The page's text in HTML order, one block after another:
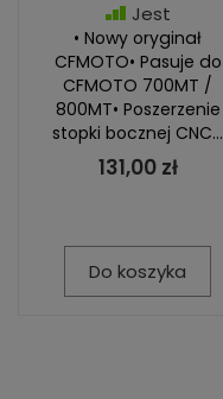
Jest
• Nowy oryginał
CFMOTO• Pasuje do
CFMOTO 700MT /
800MT• Poszerzenie
stopki bocznej CNC...
131,00 zł
Do koszyka